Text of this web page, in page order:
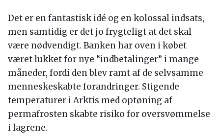
Det er en fantastisk idé og en kolossal indsats,
men samtidig er det jo frygteligt at det skal
være nødvendigt. Banken har oven i købet
været lukket for nye “indbetalinger” i mange
måneder, fordi den blev ramt af de selvsamme
menneskeskabte forandringer. Stigende
temperaturer i Arktis med optøning af
permafrosten skabte risiko for oversvømmelse
i lagrene.